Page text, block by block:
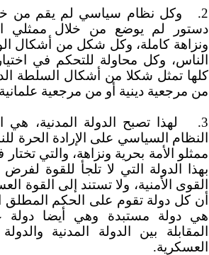
2.
وكل نظام سياسي لم يقم من
دستور لم يوضع من خلال ممثلي
ونزاهة كاملة، وكل شكل من أشكال
الناس، وكل محاولة للتحكم في
كلها تمثل شكلا من أشكال السلطة
من مرجعية دينية أو من مرجعية
3.
لهذا تصبح الدولة المدنية، هي
النظام السياسي على الإرادة الحرة
ممثلو الأمة بحرية ونزاهة، والتي
بهذا الدولة التي لا تلجأ للقوة لفرض
القوى الأمنية، ولا تستند إلى القوة
أن كل دولة تقوم على الحكم
هي دولة مستبدة وهي أيضا دولة
المقابلة بين الدولة المدنية
العسكرية.